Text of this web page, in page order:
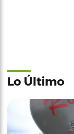
Lo Último